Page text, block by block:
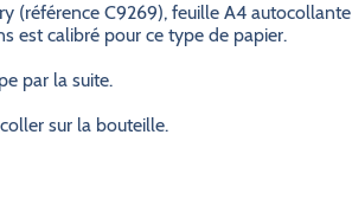
(référence C9269), feuille A4 autocollante
est calibré pour ce type de papier.
par la suite.
sur la bouteille.